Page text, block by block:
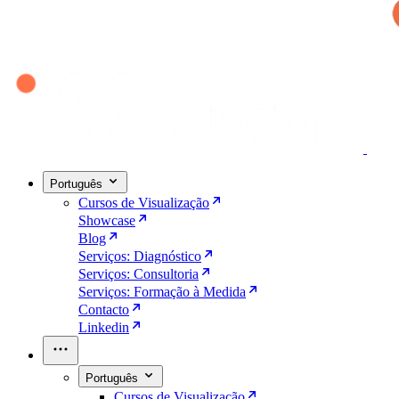
Português
Cursos de Visualização
Showcase
Blog
Serviços: Diagnóstico
Serviços: Consultoria
Serviços: Formação à Medida
Contacto
Linkedin
Português